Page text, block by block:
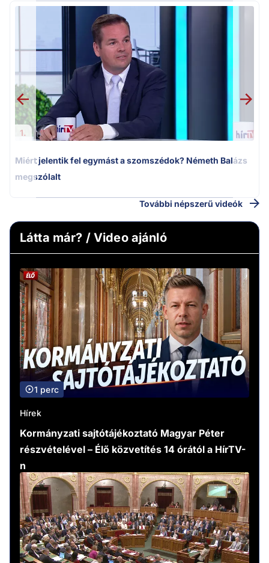
1.
Miért jelentik fel egymást a szomszédok? Németh Balázs
megszólalt
További népszerű videók
Látta már? / Video ajánló
1 perc
Hírek
Kormányzati sajtótájékoztató Magyar Péter
részvételével – Élő közvetítés 14 órától a HírTV-
n